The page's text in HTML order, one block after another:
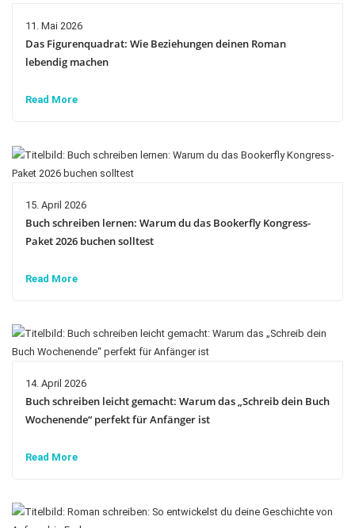
11. Mai 2026
Das Figurenquadrat: Wie Beziehungen deinen Roman
lebendig machen
Read More
15. April 2026
Buch schreiben lernen: Warum du das Bookerfly Kongress-
Paket 2026 buchen solltest
Read More
14. April 2026
Buch schreiben leicht gemacht: Warum das „Schreib dein Buch
Wochenende“ perfekt für Anfänger ist
Read More